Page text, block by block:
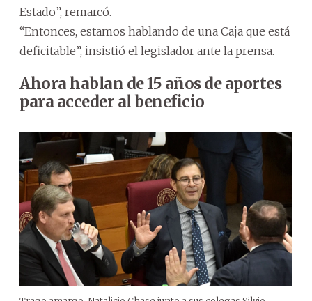
Estado”, remarcó.
“Entonces, estamos hablando de una Caja que está
deficitable”, insistió el legislador ante la prensa.
Ahora hablan de 15 años de aportes
para acceder al beneficio